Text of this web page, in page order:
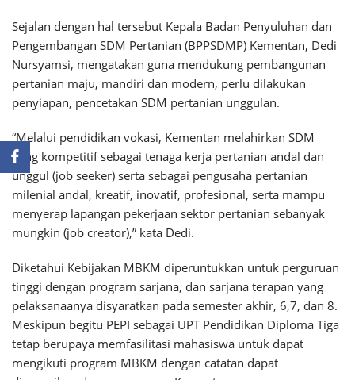
Sejalan dengan hal tersebut Kepala Badan Penyuluhan dan
Pengembangan SDM Pertanian (BPPSDMP) Kementan, Dedi
Nursyamsi, mengatakan guna mendukung pembangunan
pertanian maju, mandiri dan modern, perlu dilakukan
penyiapan, pencetakan SDM pertanian unggulan.
“Melalui pendidikan vokasi, Kementan melahirkan SDM
yang kompetitif sebagai tenaga kerja pertanian andal dan
unggul (job seeker) serta sebagai pengusaha pertanian
milenial andal, kreatif, inovatif, profesional, serta mampu
menyerap lapangan pekerjaan sektor pertanian sebanyak
mungkin (job creator),” kata Dedi.
Diketahui Kebijakan MBKM diperuntukkan untuk perguruan
tinggi dengan program sarjana, dan sarjana terapan yang
pelaksanaanya disyaratkan pada semester akhir, 6,7, dan 8.
Meskipun begitu PEPI sebagai UPT Pendidikan Diploma Tiga
tetap berupaya memfasilitasi mahasiswa untuk dapat
mengikuti program MBKM dengan catatan dapat